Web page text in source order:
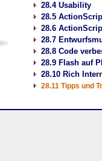
28.4 Usability
28.5
28.6
28.7
28.8 Code
28.9 Flash auf
28.10 Rich
28.11 Tipps und